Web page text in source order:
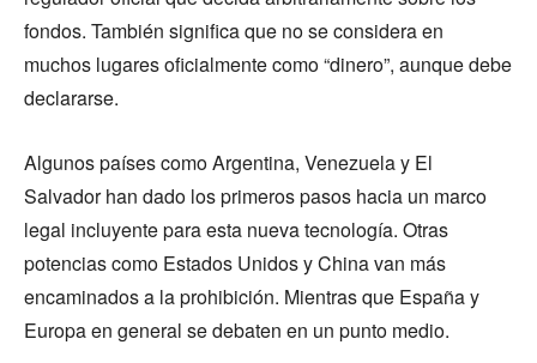
fondos. También significa que no se considera en
muchos lugares oficialmente como “dinero”, aunque debe
declararse.
Algunos países como Argentina, Venezuela y El
Salvador han dado los primeros pasos hacia un marco
legal incluyente para esta nueva tecnología. Otras
potencias como Estados Unidos y China van más
encaminados a la prohibición. Mientras que España y
Europa en general se debaten en un punto medio.